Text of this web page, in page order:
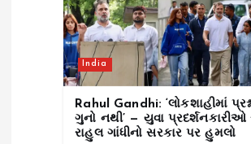
India
Rahul Gandhi: ‘લોકશાહીમાં
ગુનો નથી’ — યુવા પ્રદર્શનકારીઓ
રાહુલ ગાંધીનો સરકાર પર હુમલો